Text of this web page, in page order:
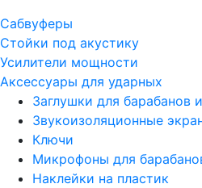
Сабвуферы
Стойки под акустику
Усилители мощности
Аксессуары для ударных
Заглушки для барабанов
Звукоизоляционные
Ключи
Микрофоны для
Наклейки на пластик